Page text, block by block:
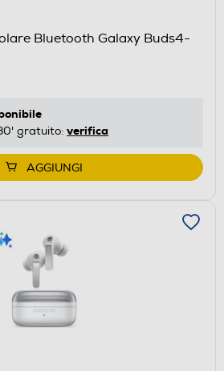
Bluetooth Galaxy Buds4-
gratuito: verifica
AGGIUNGI